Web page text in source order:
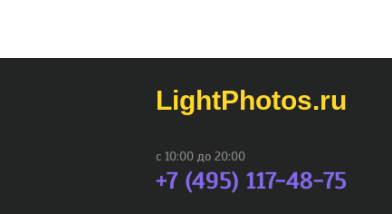
LightPhotos.ru
с 10:00 до 20:00
+7 (495) 117-48-75